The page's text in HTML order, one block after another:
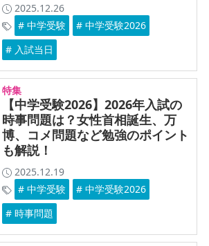
2025.12.26
# 中学受験
# 中学受験2026
# 入試当日
特集
【中学受験2026】2026年入試の
時事問題は？女性首相誕生、万
博、コメ問題など勉強のポイント
も解説！
2025.12.19
# 中学受験
# 中学受験2026
# 時事問題